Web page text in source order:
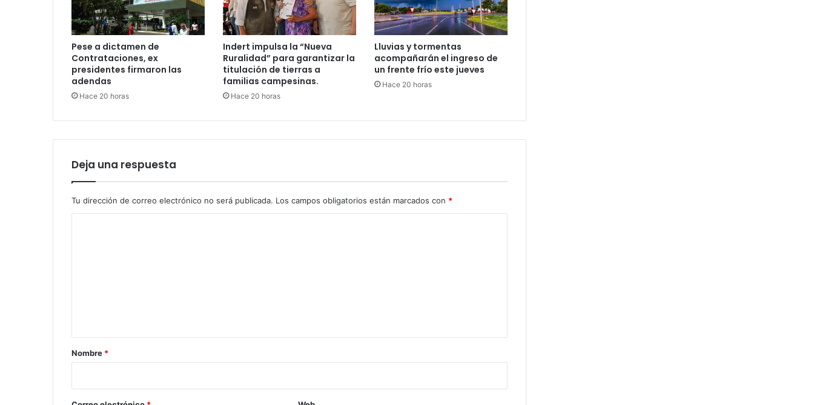
Pese a dictamen de
Contrataciones, ex
presidentes firmaron las
adendas
Hace 20 horas
Indert impulsa la “Nueva
Ruralidad” para garantizar la
titulación de tierras a
familias campesinas.
Hace 20 horas
Lluvias y tormentas
acompañarán el ingreso de
un frente frío este jueves
Hace 20 horas
Deja una respuesta
Tu dirección de correo electrónico no será publicada. Los campos obligatorios están marcados con *
r
Nombre *